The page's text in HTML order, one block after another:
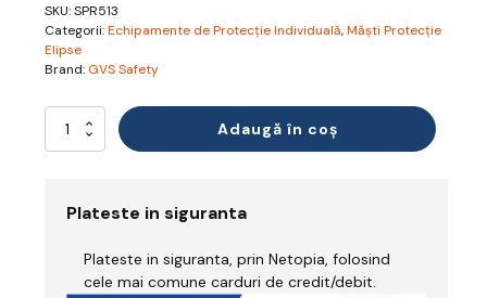
SKU:SPR513
Categorii:Echipamente de Protecție Individuală,Măști Protecție
Elipse
Brand: GVS Safety
Cantitate
GVS
Pereche
Adaugă în coș
Plateste in siguranta
Plateste in siguranta, prin Netopia, folosind
cele mai comune carduri de credit/debit.